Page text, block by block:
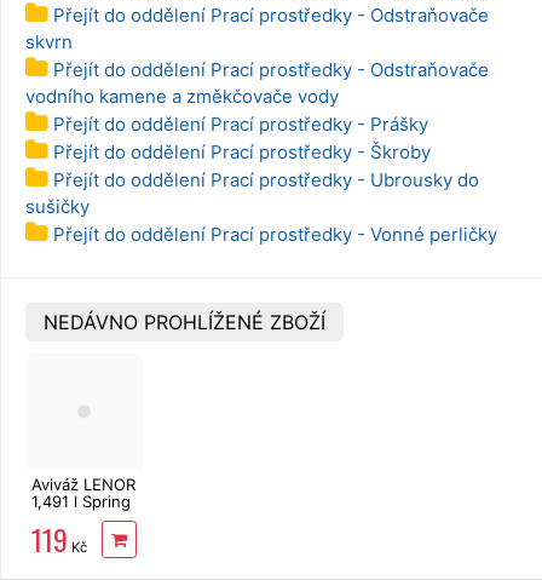
Přejít do oddělení Prací prostředky - Odstraňovače
skvrn
Přejít do oddělení Prací prostředky - Odstraňovače
vodního kamene a změkčovače vody
Přejít do oddělení Prací prostředky - Prášky
Přejít do oddělení Prací prostředky - Škroby
Přejít do oddělení Prací prostředky - Ubrousky do
sušičky
Přejít do oddělení Prací prostředky - Vonné perličky
NEDÁVNO PROHLÍŽENÉ ZBOŽÍ
Aviváž LENOR
1,491 l Spring
Awakening
119 Kč